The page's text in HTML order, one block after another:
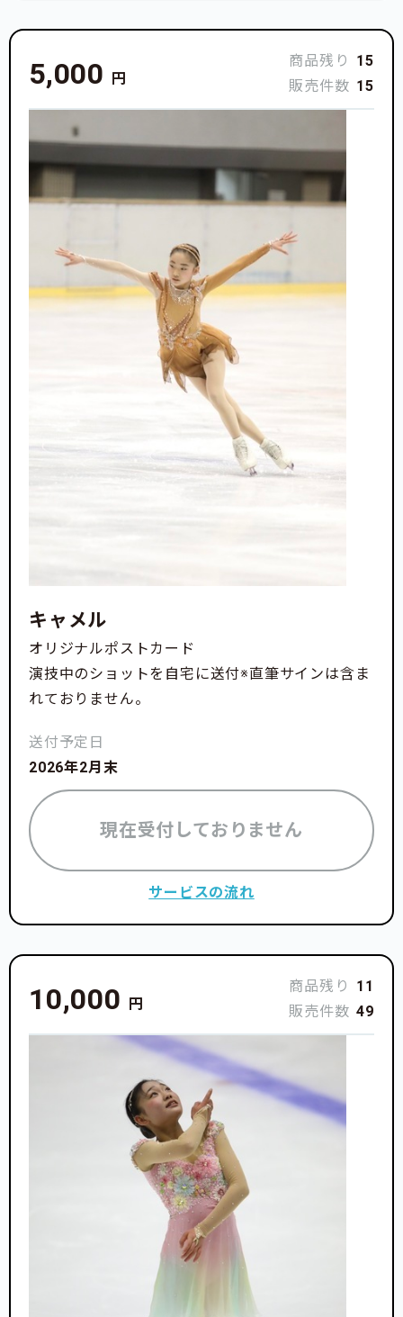
5,000 円
商品残り
15
販売件数 15
キャメル
オリジナルポストカード
演技中のショットを自宅に送付※直筆サインは含ま
れておりません。
送付予定日
2026年2月末
現在受付しておりません
サービスの流れ
10,000 円
商品残り
11
販売件数 49